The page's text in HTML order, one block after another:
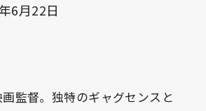
6月22日
監督。独特のギャグセンスと